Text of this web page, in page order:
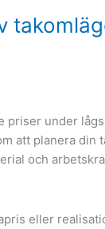
priser under
att planera
och
eller